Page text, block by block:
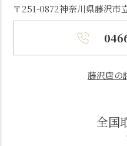
〒251-0872神奈川県藤沢市
藤沢店の
全国